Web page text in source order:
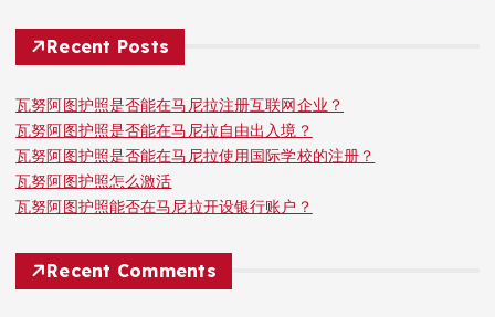
Recent Posts
瓦努阿图护照是否能在马尼拉注册互联网企业？
瓦努阿图护照是否能在马尼拉自由出入境？
瓦努阿图护照是否能在马尼拉使用国际学校的注册？
瓦努阿图护照怎么激活
瓦努阿图护照能否在马尼拉开设银行账户？
Recent Comments